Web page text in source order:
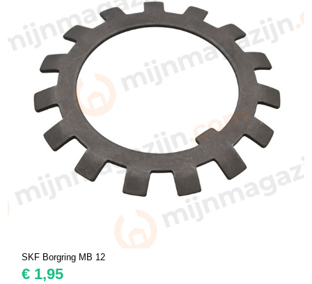
SKF Borgring MB 12
€ 1,95